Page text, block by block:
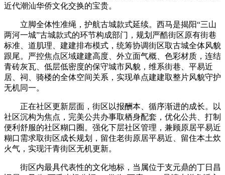
近代潮汕华侨文化交换的宝贵。
立脚全体性准绳，护航古城款式延续。西马是揭阳“三山
两河一城”古城款式的环节构成部门，规划严酷街区原有街巷
标准、道肌理、建建排布模式，统筹协调街区取古城全体风貌
跟尾。严控焦点区域建建高度、外立面气概、色彩材质，连结
青砖灰瓦、低层低密度的保守城市风貌，维系街巷、平易近
居、祠、骑楼的全体空间关系，实现单点建建取整片风貌守护
无机同一。
正在社区更新层面，街区以报酬本、循序渐进的成长。以
社区沉构为焦点，完美公共办事取栖身配套，优化公共、打制
便利舒服的社区糊口圈。强化下层社区管理，兼顾原居平易近
糊口需求取街区成长规划，留住老街原居平易近、留住本土炊
火气，实现汗青街区无机更新。
街区内最具代表性的文化地标，当属位于支元鼎的丁日昌